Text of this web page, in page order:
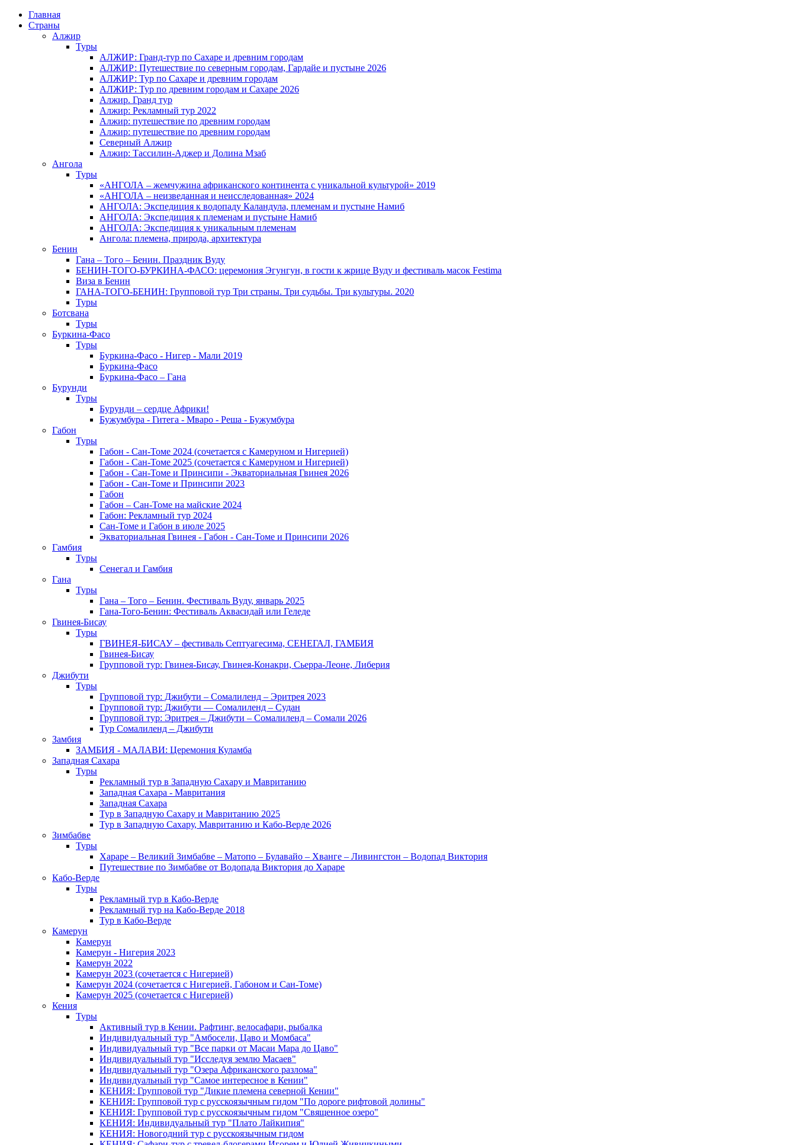
Главная
Страны
Алжир
Туры
АЛЖИР: Гранд-тур по Сахаре и древним городам
АЛЖИР: Путешествие по северным городам, Гардайе и пустыне 2026
АЛЖИР: Тур по Сахаре и древним городам
АЛЖИР: Тур по древним городам и Сахаре 2026
Алжир. Гранд тур
Алжир: Рекламный тур 2022
Алжир: путешествие по древним городам
Алжир: путешествие по древним городам
Северный Алжир
Алжир: Тассилин-Аджер и Долина Мзаб
Ангола
Туры
«АНГОЛА – жемчужина африканского континента с уникальной культурой» 2019
«АНГОЛА – неизведанная и неисследованная» 2024
АНГОЛА: Экспедиция к водопаду Каландула, племенам и пустыне Намиб
АНГОЛА: Экспедиция к племенам и пустыне Намиб
АНГОЛА: Экспедиция к уникальным племенам
Ангола: племена, природа, архитектура
Бенин
Гана – Того – Бенин. Праздник Вуду
БЕНИН-ТОГО-БУРКИНА-ФАСО: церемония Эгунгун, в гости к жрице Вуду и фестиваль масок Festima
Виза в Бенин
ГАНА-ТОГО-БЕНИН: Групповой тур Три страны. Три судьбы. Три культуры. 2020
Туры
Ботсвана
Туры
Буркина-Фасо
Туры
Буркина-Фасо - Нигер - Мали 2019
Буркина-Фасо
Буркина-Фасо – Гана
Бурунди
Туры
Бурунди – сердце Африки!
Бужумбура - Гитега - Мваро - Реша - Бужумбура
Габон
Туры
Габон - Сан-Томе 2024 (сочетается с Камеруном и Нигерией)
Габон - Сан-Томе 2025 (сочетается с Камеруном и Нигерией)
Габон - Сан-Томе и Принсипи - Экваториальная Гвинея 2026
Габон - Сан-Томе и Принсипи 2023
Габон
Габон – Сан-Томе на майские 2024
Габон: Рекламный тур 2024
Сан-Томе и Габон в июле 2025
Экваториальная Гвинея - Габон - Сан-Томе и Принсипи 2026
Гамбия
Туры
Сенегал и Гамбия
Гана
Туры
Гана – Того – Бенин. Фестиваль Вуду, январь 2025
Гана-Того-Бенин: Фестиваль Аквасидай или Геледе
Гвинея-Бисау
Туры
ГВИНЕЯ-БИСАУ – фестиваль Септуагесима, СЕНЕГАЛ, ГАМБИЯ
Гвинея-Бисау
Групповой тур: Гвинея-Бисау, Гвинея-Конакри, Сьерра-Леоне, Либерия
Джибути
Туры
Групповой тур: Джибути – Cомалиленд – Эритрея 2023
Групповой тур: Джибути — Сомалиленд – Судан
Групповой тур: Эритрея – Джибути – Сомалиленд – Сомали 2026
Тур Cомалиленд – Джибути
Замбия
ЗАМБИЯ - МАЛАВИ: Церемония Куламба
Западная Сахара
Туры
Рекламный тур в Западную Сахару и Мавританию
Западная Сахара - Мавритания
Западная Сахара
Тур в Западную Сахару и Мавританию 2025
Тур в Западную Сахару, Мавританию и Кабо-Верде 2026
Зимбабве
Туры
Хараре – Великий Зимбабве – Матопо – Булавайо – Хванге – Ливингстон – Водопад Виктория
Путешествие по Зимбабве от Водопада Виктория до Хараре
Кабо-Верде
Туры
Рекламный тур в Кабо-Верде
Рекламный тур на Кабо-Верде 2018
Тур в Кабо-Верде
Камерун
Камерун
Камерун - Нигерия 2023
Камерун 2022
Камерун 2023 (сочетается с Нигерией)
Камерун 2024 (сочетается с Нигерией, Габоном и Сан-Томе)
Камерун 2025 (сочетается с Нигерией)
Кения
Туры
Активный тур в Кении. Рафтинг, велосафари, рыбалка
Индивидуальный тур "Амбосели, Цаво и Момбаса"
Индивидуальный тур "Все парки от Масаи Мара до Цаво"
Индивидуальный тур "Исследуя землю Масаев"
Индивидуальный тур "Озера Африканского разлома"
Индивидуальный тур "Самое интересное в Кении"
КЕНИЯ: Групповой тур "Дикие племена северной Кении"
КЕНИЯ: Групповой тур с русскоязычным гидом "По дороге рифтовой долины"
КЕНИЯ: Групповой тур с русскоязычным гидом "Священное озеро"
КЕНИЯ: Индивидуальный тур "Плато Лайкипия"
КЕНИЯ: Новогодний тур с русскоязычным гидом